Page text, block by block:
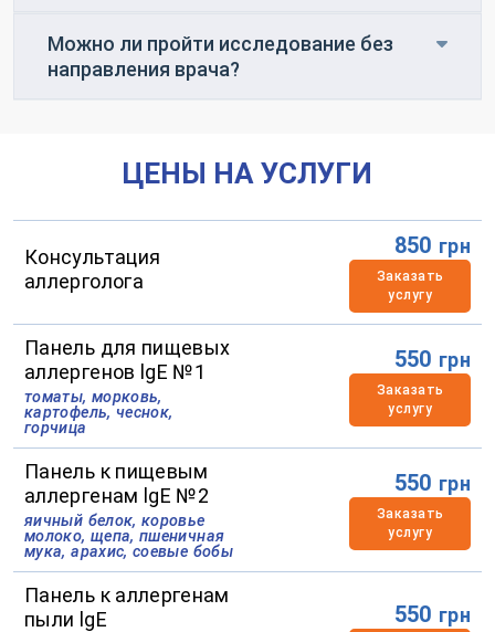
Можно ли пройти исследование без
направления врача?
ЦЕНЫ НА УСЛУГИ
Консультация
аллерголога
850 грн
Заказать
услугу
Панель для пищевых
аллергенов lgE №1
томаты, морковь,
картофель, чеснок,
горчица
550 грн
Заказать
услугу
Панель к пищевым
аллергенам lgE №2
яичный белок, коровье
молоко, щепа, пшеничная
мука, арахис, соевые бобы
550 грн
Заказать
услугу
Панель к аллергенам
пыли lgE
550 грн